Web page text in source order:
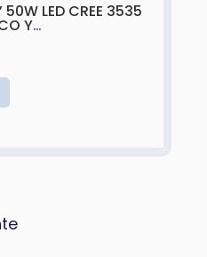
50W LED CREE 3535
Y